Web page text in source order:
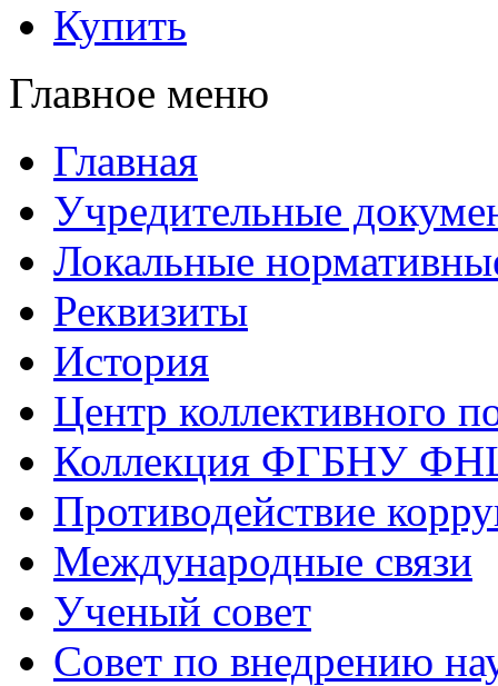
Купить
Главное меню
Главная
Учредительные
Локальные
Реквизиты
История
Центр коллективного
Коллекция ФГБНУ
Противодействие
Международные связи
Ученый совет
Совет по внедрению